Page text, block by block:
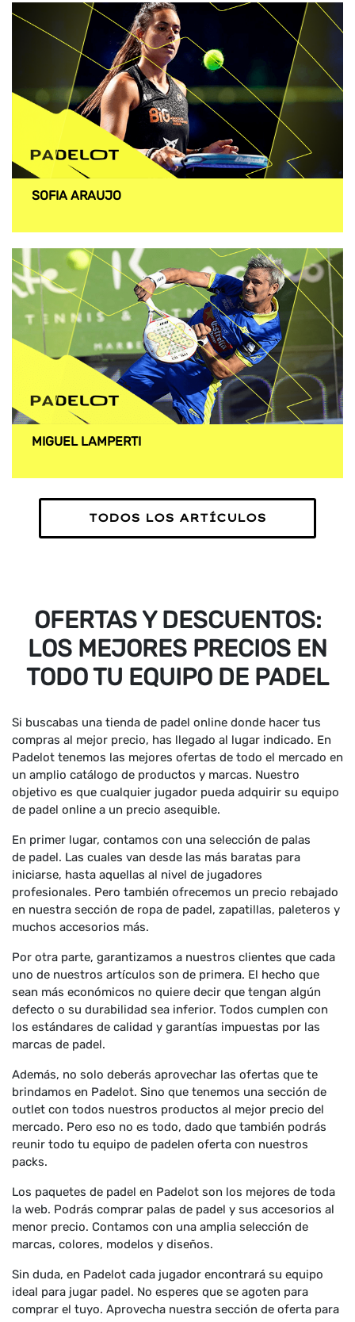
SOFIA ARAUJO
MIGUEL LAMPERTI
TODOS LOS ARTÍCULOS
OFERTAS Y DESCUENTOS:
LOS MEJORES PRECIOS EN
TODO TU EQUIPO DE PADEL
Si buscabas una tienda de padel online donde hacer tus
compras al mejor precio, has llegado al lugar indicado. En
Padelot tenemos las mejores ofertas de todo el mercado en
un amplio catálogo de productos y marcas. Nuestro
objetivo es que cualquier jugador pueda adquirir su equipo
de padel online a un precio asequible.
En primer lugar, contamos con una selección de palas
de padel. Las cuales van desde las más baratas para
iniciarse, hasta aquellas al nivel de jugadores
profesionales. Pero también ofrecemos un precio rebajado
en nuestra sección de ropa de padel, zapatillas, paleteros y
muchos accesorios más.
Por otra parte, garantizamos a nuestros clientes que cada
uno de nuestros artículos son de primera. El hecho que
sean más económicos no quiere decir que tengan algún
defecto o su durabilidad sea inferior. Todos cumplen con
los estándares de calidad y garantías impuestas por las
marcas de padel.
Además, no solo deberás aprovechar las ofertas que te
brindamos en Padelot. Sino que tenemos una sección de
outlet con todos nuestros productos al mejor precio del
mercado. Pero eso no es todo, dado que también podrás
reunir todo tu equipo de padelen oferta con nuestros
packs.
Los paquetes de padel en Padelot son los mejores de toda
la web. Podrás comprar palas de padel y sus accesorios al
menor precio. Contamos con una amplia selección de
marcas, colores, modelos y diseños.
Sin duda, en Padelot cada jugador encontrará su equipo
ideal para jugar padel. No esperes que se agoten para
comprar el tuyo. Aprovecha nuestra sección de oferta para